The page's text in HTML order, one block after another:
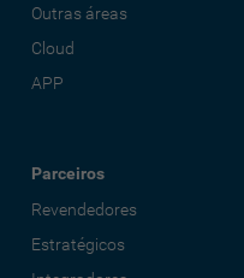
Outras áreas
Cloud
APP
Parceiros
Revendedores
Estratégicos